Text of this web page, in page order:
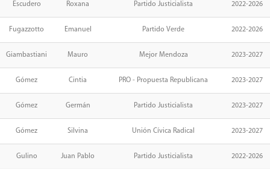
Escudero Roxana Partido Justicialista 2022-2026
Fugazzotto Emanuel Partido Verde 2022-2026
Giambastiani Mauro Mejor Mendoza 2023-2027
Gómez Cintia PRO - Propuesta Republicana 2023-2027
Gómez Germán Partido Justicialista 2023-2027
Gómez Silvina Unión Cívica Radical 2023-2027
Gulino Juan Pablo Partido Justicialista 2022-2026